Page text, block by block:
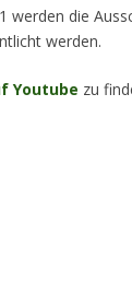
werden die
werden.
Youtube zu